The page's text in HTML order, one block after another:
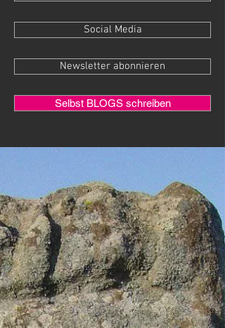
Social Media
Newsletter abonnieren
Selbst BLOGS schreiben